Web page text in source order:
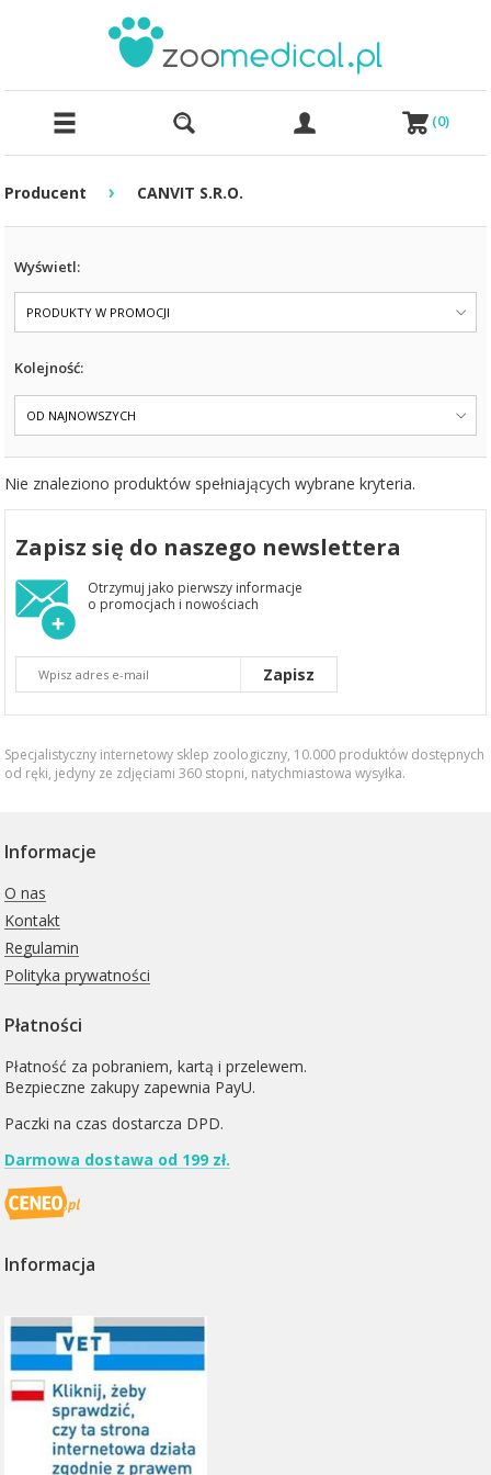
(0)
Producent › CANVIT S.R.O.
Wyświetl:
PRODUKTY W PROMOCJI
Kolejność:
OD NAJNOWSZYCH
Nie znaleziono produktów spełniających wybrane kryteria.
Zapisz się do naszego newslettera
Otrzymuj jako pierwszy informacje
o promocjach i nowościach
Zapisz
Specjalistyczny internetowy sklep zoologiczny, 10.000 produktów dostępnych
od ręki, jedyny ze zdjęciami 360 stopni, natychmiastowa wysyłka.
Informacje
O nas
Kontakt
Regulamin
Polityka prywatności
Płatności
Płatność za pobraniem, kartą i przelewem.
Bezpieczne zakupy zapewnia PayU.
Paczki na czas dostarcza DPD.
Darmowa dostawa od 199 zł.
Informacja